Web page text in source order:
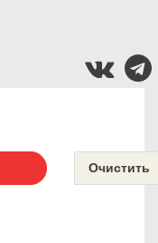
Очистить